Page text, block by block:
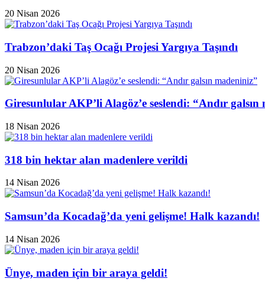
20 Nisan 2026
Trabzon’daki Taş Ocağı Projesi Yargıya Taşındı
20 Nisan 2026
Giresunlular AKP’li Alagöz’e seslendi: “Andır galsın
18 Nisan 2026
318 bin hektar alan madenlere verildi
14 Nisan 2026
Samsun’da Kocadağ’da yeni gelişme! Halk kazandı!
14 Nisan 2026
Ünye, maden için bir araya geldi!